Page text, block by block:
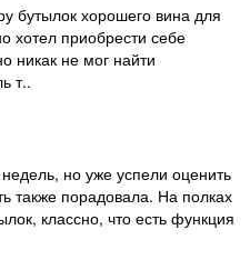
бутылок хорошего вина для
хотел приобрести себе
никак не мог найти
т..
но уже успели оценить
также порадовала. На полках
классно, что есть функция